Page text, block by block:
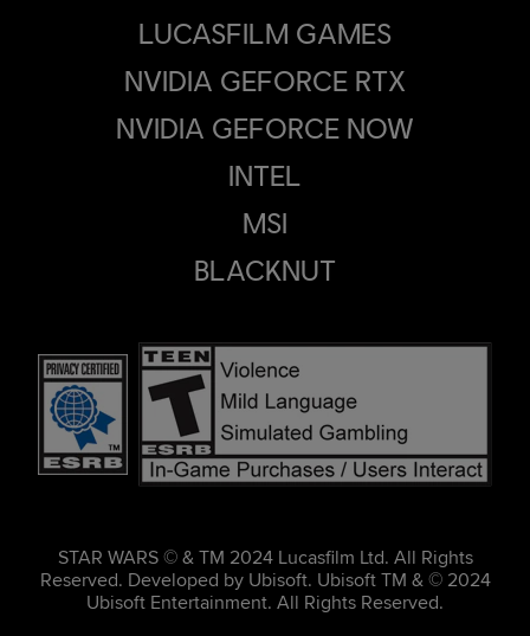
LUCASFILM GAMES
NVIDIA GEFORCE RTX
NVIDIA GEFORCE NOW
INTEL
MSI
BLACKNUT
STAR WARS © & TM 2024 Lucasfilm Ltd. All Rights
Reserved. Developed by Ubisoft. Ubisoft TM & © 2024
Ubisoft Entertainment. All Rights Reserved.